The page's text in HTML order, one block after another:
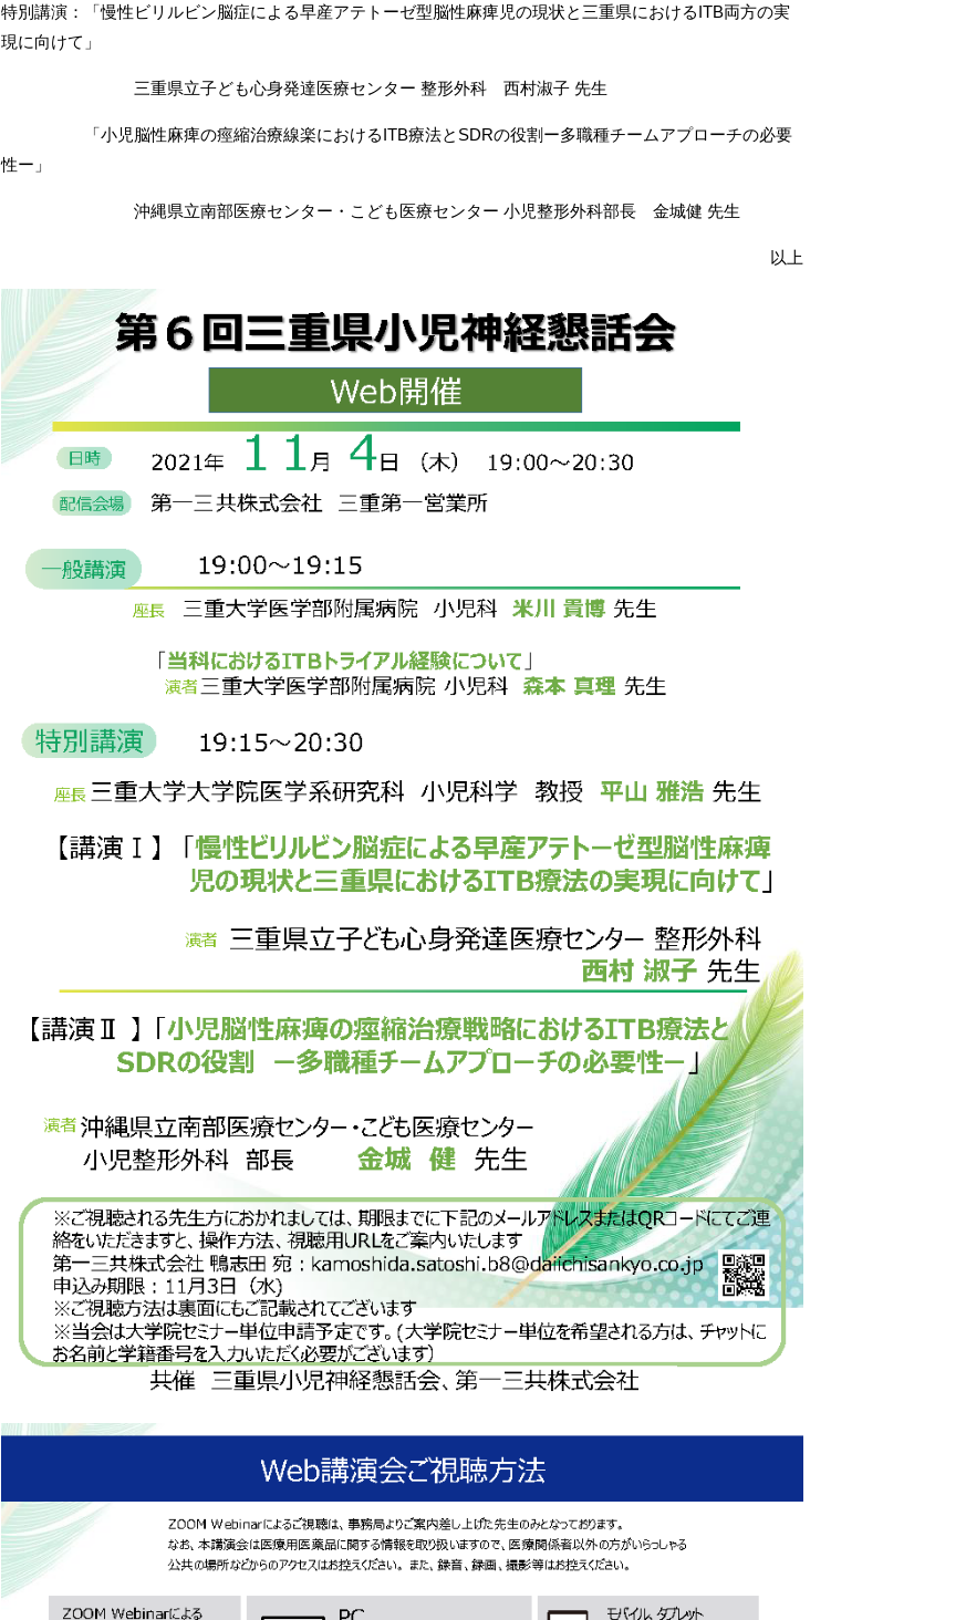
特別講演：「慢性ビリルビン脳症による早産アテトーゼ型脳性麻痺児の現状と三重県におけるITB両方の実
現に向けて」
三重県立子ども心身発達医療センター 整形外科 西村淑子 先生
「小児脳性麻痺の痙縮治療線楽におけるITB療法とSDRの役割ー多職種チームアプローチの必要
性ー」
沖縄県立南部医療センター・こども医療センター 小児整形外科部長 金城健 先生
以上